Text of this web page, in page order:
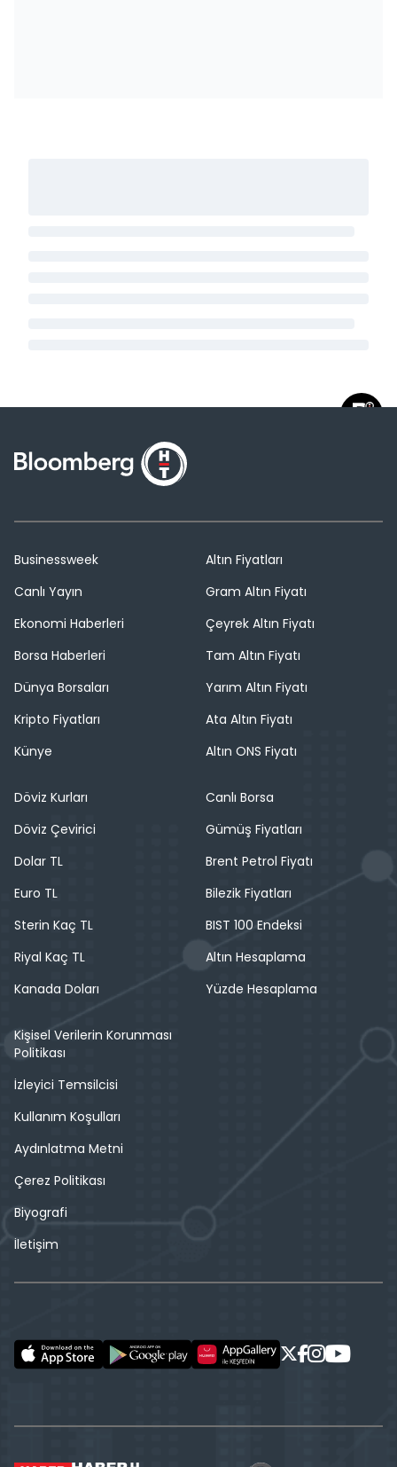
Businessweek
Canlı Yayın
Ekonomi Haberleri
Borsa Haberleri
Dünya Borsaları
Kripto Fiyatları
Künye
Altın Fiyatları
Gram Altın Fiyatı
Çeyrek Altın Fiyatı
Tam Altın Fiyatı
Yarım Altın Fiyatı
Ata Altın Fiyatı
Altın ONS Fiyatı
Döviz Kurları
Döviz Çevirici
Dolar TL
Euro TL
Sterin Kaç TL
Riyal Kaç TL
Kanada Doları
Canlı Borsa
Gümüş Fiyatları
Brent Petrol Fiyatı
Bilezik Fiyatları
BIST 100 Endeksi
Altın Hesaplama
Yüzde Hesaplama
Kişisel Verilerin Korunması
Politikası
İzleyici Temsilcisi
Kullanım Koşulları
Aydınlatma Metni
Çerez Politikası
Biyografi
İletişim